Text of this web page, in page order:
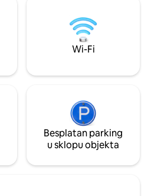
park Lough Key,
park Dr. Hyde,
minuta vožnje od
Wi-Fi
Besplatan parking
u sklopu objekta